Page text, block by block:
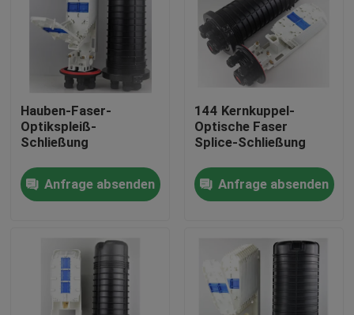
Produkte
Über uns
Hauben-Faser-
Optikspleiß-
Schließung
Anfrage absenden
144 Kernkuppel-
Optische Faser
Splice-Schließung
Anfrage absenden